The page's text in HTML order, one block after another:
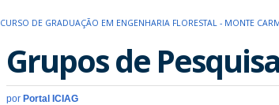
CURSO DE GRADUAÇÃO EM ENGENHARIA FLORESTAL - MONTE
Grupos de Pesquisa
por Portal ICIAG